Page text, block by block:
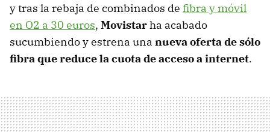
y tras la rebaja de combinados de fibra y móvil
en O2 a 30 euros, Movistarha acabado
sucumbiendo y estrena una nueva oferta de sólo
fibra que reduce la cuota de acceso a internet.